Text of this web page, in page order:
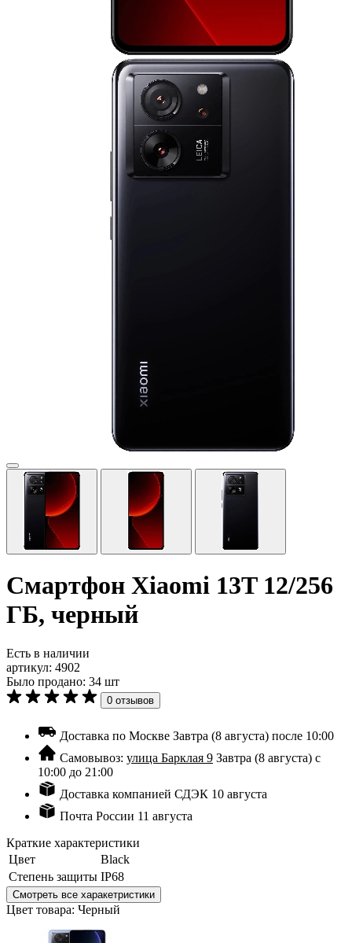
Смартфон Xiaomi 13T 12/256
ГБ, черный
Есть в наличии
артикул: 4902
Было продано: 34 шт
0 отзывов
Доставка по Москве Завтра (8 августа) после 10:00
Самовывоз: улица Барклая 9 Завтра (8 августа) с
10:00 до 21:00
Доставка компанией СДЭК 10 августа
Почта России 11 августа
Краткие характеристики
Цвет
Black
Степень защиты IP68
Смотреть все харакетристики
Цвет товара: Черный